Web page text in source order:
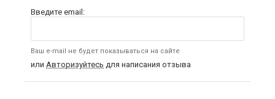
Введите email:
Ваш e-mail не будет показываться на сайте
или Авторизуйтесь для написания отзыва